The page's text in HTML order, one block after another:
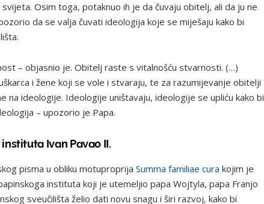
Osim toga, potaknuo ih je da čuvaju obitelj, ali da ju ne
da se valja čuvati ideologija koje se miješaju kako bi
– objasnio je. Obitelj raste s vitalnošću stvarnosti. (…)
i žene koji se vole i stvaraju, te za razumijevanje obitelji
na ideologije. Ideologije uništavaju, ideologije se upliću kako bi
– upozorio je Papa.
Ivan Pavao II.
pisma u obliku motuproprija Summa familiae cura kojim je
instituta koji je utemeljio papa Wojtyla, papa Franjo
sveučilišta želio dati novu snagu i širi razvoj, kako bi